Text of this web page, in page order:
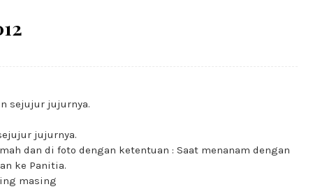
sejujur jujurnya.
jujurnya.
dan di foto dengan ketentuan : Saat menanam dengan
ke Panitia.
masing